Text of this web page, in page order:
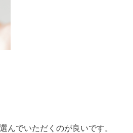
んでいただくのが良いです。